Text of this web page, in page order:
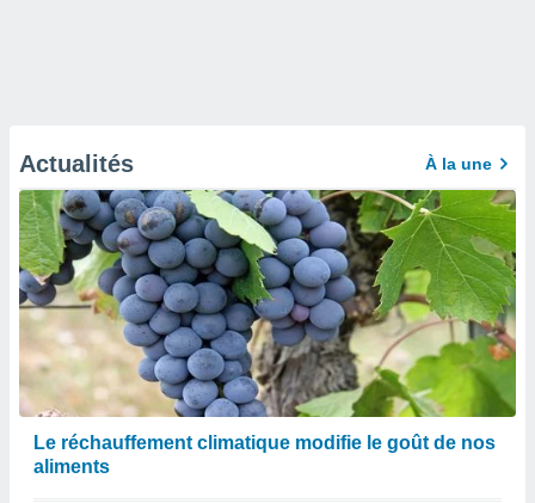
Actualités À la une
Le réchauffement climatique modifie le goût de nos
aliments